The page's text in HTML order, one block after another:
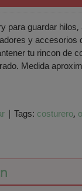
para guardar
y accesorios
tu rincon de
Medida
| Tags: costurero